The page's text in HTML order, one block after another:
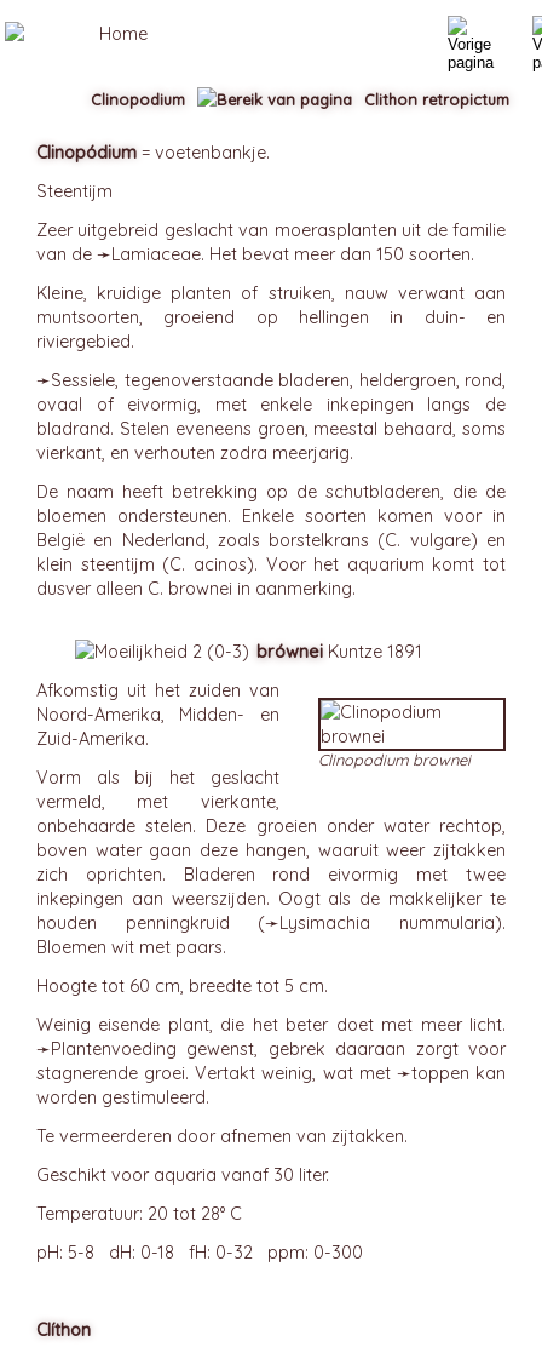
Clinopódium = voetenbankje.
Steentijm
Zeer uitgebreid geslacht van moerasplanten uit de familie
van de ➛Lamiaceae. Het bevat meer dan 150 soorten.
Kleine, kruidige planten of struiken, nauw verwant aan
muntsoorten, groeiend op hellingen in duin- en
riviergebied.
➛Sessiele, tegenoverstaande bladeren, heldergroen, rond,
ovaal of eivormig, met enkele inkepingen langs de
bladrand. Stelen eveneens groen, meestal behaard, soms
vierkant, en verhouten zodra meerjarig.
De naam heeft betrekking op de schutbladeren, die de
bloemen ondersteunen. Enkele soorten komen voor in
België en Nederland, zoals borstelkrans (C. vulgare) en
klein steentijm (C. acinos). Voor het aquarium komt tot
dusver alleen C. brownei in aanmerking.
brównei Kuntze 1891
Clinopodium brownei
Afkomstig uit het zuiden van
Noord-Amerika, Midden- en
Zuid-Amerika.
Vorm als bij het geslacht
vermeld, met vierkante,
onbehaarde stelen. Deze groeien onder water rechtop,
boven water gaan deze hangen, waaruit weer zijtakken
zich oprichten. Bladeren rond eivormig met twee
inkepingen aan weerszijden. Oogt als de makkelijker te
houden penningkruid (➛Lysimachia nummularia).
Bloemen wit met paars.
Hoogte tot 60 cm, breedte tot 5 cm.
Weinig eisende plant, die het beter doet met meer licht.
➛Plantenvoeding gewenst, gebrek daaraan zorgt voor
stagnerende groei. Vertakt weinig, wat met ➛toppen kan
worden gestimuleerd.
Te vermeerderen door afnemen van zijtakken.
Geschikt voor aquaria vanaf 30 liter.
Temperatuur: 20 tot 28° C
pH: 5-8 dH: 0-18 fH: 0-32 ppm: 0-300
Clíthon
Clinopodium Clithon retropictum